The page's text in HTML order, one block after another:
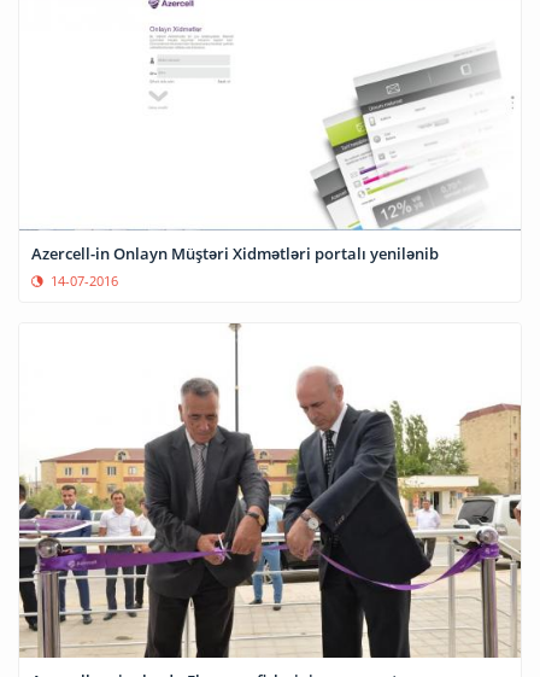
Azercell-in Onlayn Müştəri Xidmətləri portalı yenilənib
14-07-2016